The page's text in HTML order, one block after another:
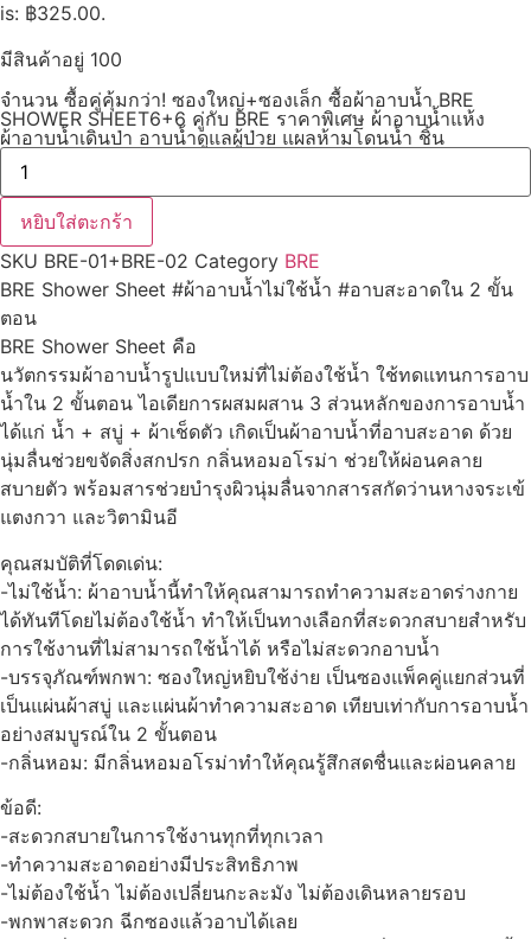
is: ฿325.00.
มีสินค้าอยู่ 100
จำนวน ซื้อคู่คุ้มกว่า! ซองใหญ่+ซองเล็ก ซื้อผ้าอาบน้ำ BRE
SHOWER SHEET6+6 คู่กับ BRE ราคาพิเศษ ผ้าอาบน้ำแห้ง
ผ้าอาบน้ำเดินป่า อาบน้ำดูแลผู้ป่วย แผลห้ามโดนน้ำ ชิ้น
หยิบใส่ตะกร้า
SKU BRE-01+BRE-02 Category BRE
BRE Shower Sheet #ผ้าอาบน้ำไม่ใช้น้ำ #อาบสะอาดใน 2 ขั้น
ตอน
BRE Shower Sheet คือ
นวัตกรรมผ้าอาบน้ำรูปแบบใหม่ที่ไม่ต้องใช้น้ำ ใช้ทดแทนการอาบ
น้ำใน 2 ขั้นตอน ไอเดียการผสมผสาน 3 ส่วนหลักของการอาบน้ำ
ได้แก่ น้ำ + สบู่ + ผ้าเช็ดตัว เกิดเป็นผ้าอาบน้ำที่อาบสะอาด ด้วย
นุ่มลื่นช่วยขจัดสิ่งสกปรก กลิ่นหอมอโรม่า ช่วยให้ผ่อนคลาย
สบายตัว พร้อมสารช่วยบำรุงผิวนุ่มลื่นจากสารสกัดว่านหางจระเข้
แตงกวา และวิตามินอี
คุณสมบัติที่โดดเด่น:
-ไม่ใช้น้ำ: ผ้าอาบน้ำนี้ทำให้คุณสามารถทำความสะอาดร่างกาย
ได้ทันทีโดยไม่ต้องใช้น้ำ ทำให้เป็นทางเลือกที่สะดวกสบายสำหรับ
การใช้งานที่ไม่สามารถใช้น้ำได้ หรือไม่สะดวกอาบน้ำ
-บรรจุภัณฑ์พกพา: ซองใหญ่หยิบใช้ง่าย เป็นซองแพ็คคู่แยกส่วนที่
เป็นแผ่นผ้าสบู่ และแผ่นผ้าทำความสะอาด เทียบเท่ากับการอาบน้ำ
อย่างสมบูรณ์ใน 2 ขั้นตอน
-กลิ่นหอม: มีกลิ่นหอมอโรม่าทำให้คุณรู้สึกสดชื่นและผ่อนคลาย
ข้อดี:
-สะดวกสบายในการใช้งานทุกที่ทุกเวลา
-ทำความสะอาดอย่างมีประสิทธิภาพ
-ไม่ต้องใช้น้ำ ไม่ต้องเปลี่ยนกะละมัง ไม่ต้องเดินหลายรอบ
-พกพาสะดวก ฉีกซองแล้วอาบได้เลย